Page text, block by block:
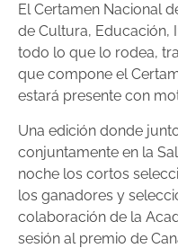
El Certamen Nacional
de Cultura, Educación,
todo lo que lo rodea,
que compone el
estará presente con
Una edición donde
conjuntamente en la
noche los cortos
los ganadores y
colaboración de la
sesión al premio de